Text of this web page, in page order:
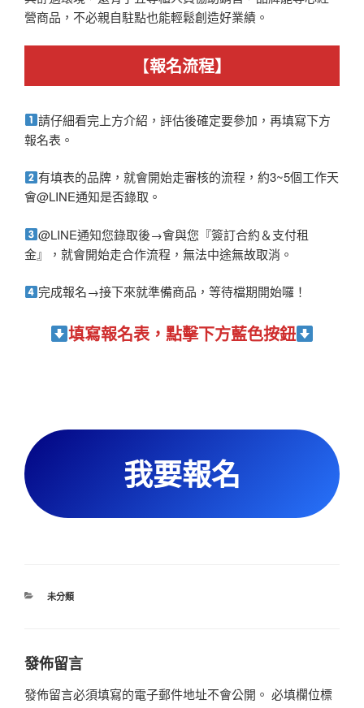
營商品，不必親自駐點也能輕鬆創造好業績。
【報名流程】
請仔細看完上方介紹，評估後確定要參加，再填寫下方
報名表。
有填表的品牌，就會開始走審核的流程，約3~5個工作天
會@LINE通知是否錄取。
@LINE通知您錄取後→會與您『簽訂合約＆支付租
金』，就會開始走合作流程，無法中途無故取消。
完成報名→接下來就準備商品，等待檔期開始囉！
填寫報名表，點擊下方藍色按鈕
我要報名
分
未分類
發佈留言
發佈留言必須填寫的電子郵件地址不會公開。 必填欄位標